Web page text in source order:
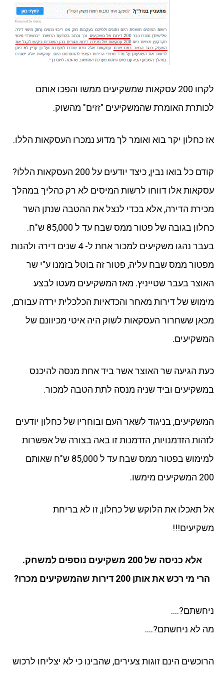
לקחו 200 עסקאות שמשקיעים ממשו והפכו אותם
לכותרת האומרת שהמשקיעים "זזים" מהשוק.
אז כחלון יקר בוא ואומר לך מדוע נמכרו העסקאות הללו.
קודם כל בואו נבין, כיצד יודעים על 200 העסקאות הללו?
עסקאות אלו דווחו לרשות המיסים לא רק כהליך במהלך
מכירת הדירה, אלא בכדי לנצל את ההטבה שנתן השר
כחלון בגובה של פטור ממס שבח עד ל 85,000 ש"ח.
בעבר נהגו משקיעים למכור אחת ל- 4 שנים דירה ולהנות
מפטור ממס שבח עליה, פטור זה בוטל בזמנו ע"י שר
האוצר בעבר שטייניץ. מאז המשקיעים מעטו לבצע
מימוש של דירות מאחר והכדאיות הכלכלית ירדה עבורם,
מכאן ששחרור העסקאות לשוק היה איטי מכיוונם של
המשקיעים.
כעת הגיעה שר האוצר אשר ביד אחת מנסה להיכנס
במשקיעים וביד שניה מנסה לתת הטבה למכור.
המשקיעים, בניגוד לשאר העם ובוחריו של כחלון יודעים
לזהות הזדמנויות, הזדמנות זו באה בצורה של אפשרות
למימוש בפטור ממס שבח עד ל 85,000 ש"ח שאותם
200 המשקיעים מימשו.
אל תאכלו את הלוקש של כחלון, זו לא בריחת
משקיעים!!!
אלא כניסה של 200 משקיעים נוספים למשחק.
הרי מי רכש את אותן 200 דירות שהמשקיעים מכרו?
ניחשתם?….
מה לא ניחשתם?….
הרוכשים הינם זוגות צעירים, שהבינו כי לא יצליחו לרכוש